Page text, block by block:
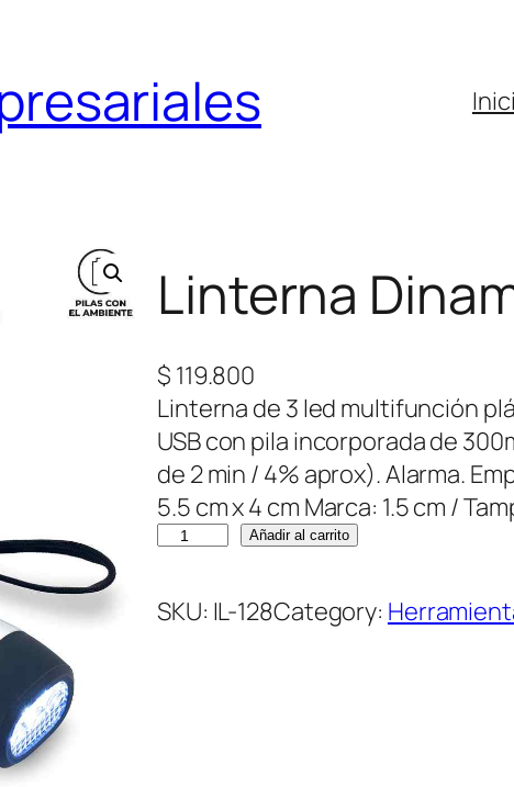
Linterna
$ 119.800
Linterna de 3 led multifunción
USB con pila incorporada de
de 2 min / 4% aprox). Alarma.
5.5 cm x 4 cm Marca: 1.5 cm /
L
n
Añadir al carrito
SKU: IL-128Category: